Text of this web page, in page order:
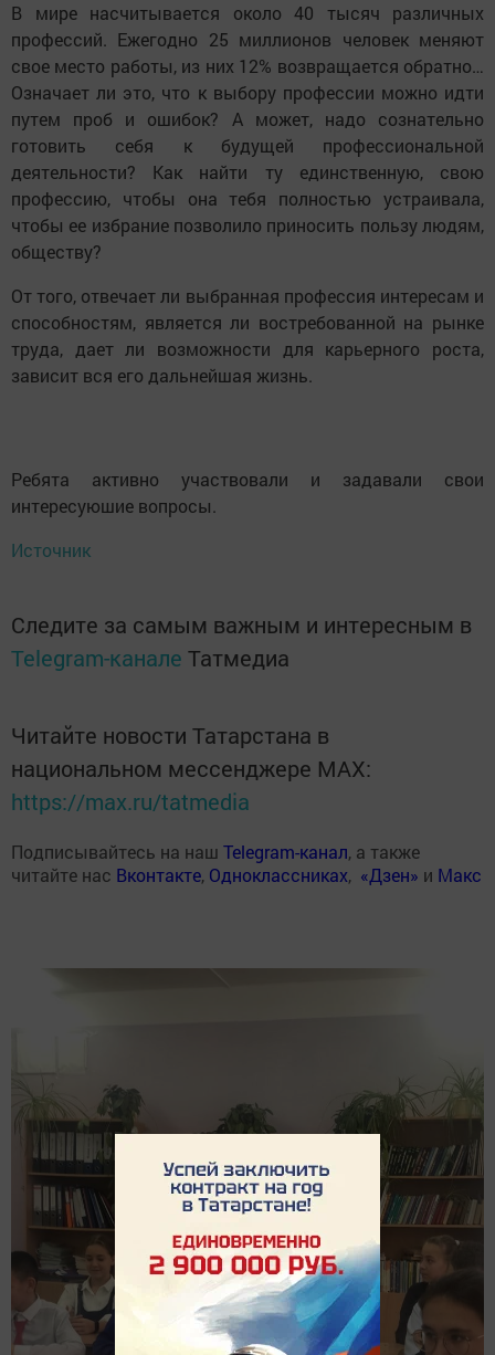
В мире насчитывается около 40 тысяч различных
профессий. Ежегодно 25 миллионов человек меняют
свое место работы, из них 12% возвращается обратно…
Означает ли это, что к выбору профессии можно идти
путем проб и ошибок? А может, надо сознательно
готовить себя к будущей профессиональной
деятельности? Как найти ту единственную, свою
профессию, чтобы она тебя полностью устраивала,
чтобы ее избрание позволило приносить пользу людям,
обществу?
От того, отвечает ли выбранная профессия интересам и
способностям, является ли востребованной на рынке
труда, дает ли возможности для карьерного роста,
зависит вся его дальнейшая жизнь.
Ребята активно участвовали и задавали свои
интересуюшие вопросы.
Источник
Следите за самым важным и интересным в
Telegram-канале Татмедиа
Читайте новости Татарстана в
национальном мессенджере MАХ:
https://max.ru/tatmedia
Подписывайтесь на наш Telegram-канал, а также
читайте нас Вконтакте, Одноклассниках, «Дзен» и Макс